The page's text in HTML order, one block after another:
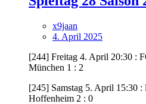
x9jaan
4. April 2025
[244] Freitag 4. April 20:30 :
München 1 : 2
[245] Samstag 5. April 15:30
Hoffenheim 2 : 0